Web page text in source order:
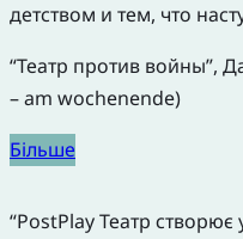
детством и тем, что
“Театр против войны”,
– am wochenende)
Більше
“PostPlay Театр створює